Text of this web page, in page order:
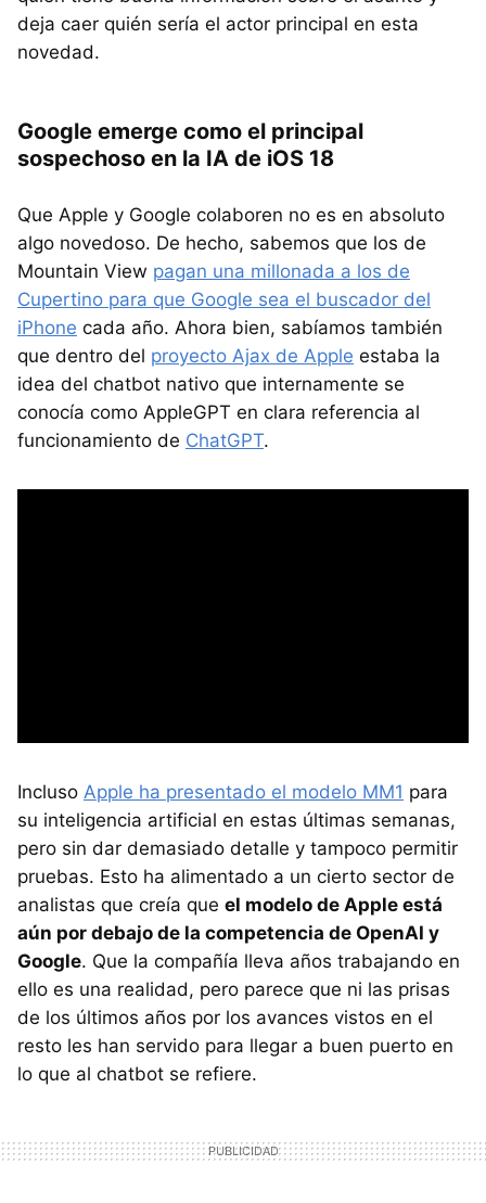
deja caer quién sería el actor principal en esta
novedad.
Google emerge como el principal
sospechoso en la IA de iOS 18
Que Apple y Google colaboren no es en absoluto
algo novedoso. De hecho, sabemos que los de
Mountain View pagan una millonada a los de
Cupertino para que Google sea el buscador del
iPhone cada año. Ahora bien, sabíamos también
que dentro del proyecto Ajax de Apple estaba la
idea del chatbot nativo que internamente se
conocía como AppleGPT en clara referencia al
funcionamiento de ChatGPT.
Incluso Apple ha presentado el modelo MM1 para
su inteligencia artificial en estas últimas semanas,
pero sin dar demasiado detalle y tampoco permitir
pruebas. Esto ha alimentado a un cierto sector de
analistas que creía que el modelo de Apple está
aún por debajo de la competencia de OpenAI y
Google. Que la compañía lleva años trabajando en
ello es una realidad, pero parece que ni las prisas
de los últimos años por los avances vistos en el
resto les han servido para llegar a buen puerto en
lo que al chatbot se refiere.